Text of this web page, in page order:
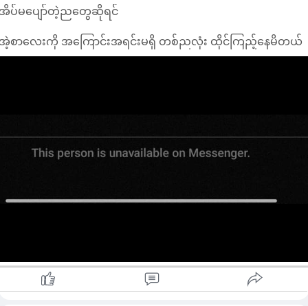
ပ်မပျော်တဲ့ညတွေဆိုရင်
စာလေးကို အကြောင်းအရင်းမရှိ တစ်ညလုံး ထိုင်ကြည့်နေမိတယ်